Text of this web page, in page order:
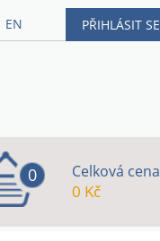
PŘIHLÁSIT SE
EN
0 Celková cena
0 Kč